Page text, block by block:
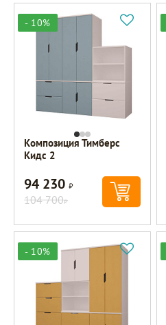
- 10%
Композиция Тимберс
Кидс 2
94 230Р
104 700Р
- 10%